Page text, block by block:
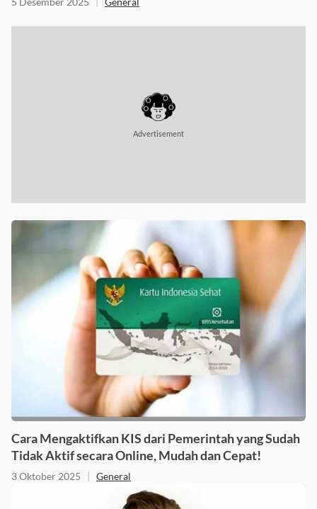
Advertisement
Cara Mengaktifkan KIS dari Pemerintah yang Sudah
Tidak Aktif secara Online, Mudah dan Cepat!
3 Oktober 2025 | General